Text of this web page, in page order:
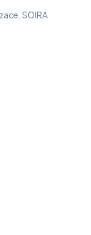
SOIRA